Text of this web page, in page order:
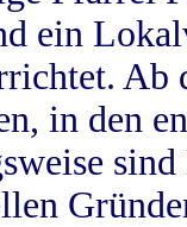
ein
Ab
in den